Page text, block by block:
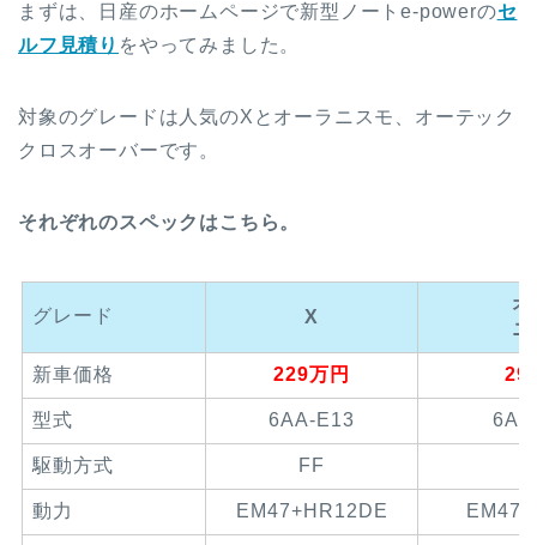
まずは、日産のホームページで新型ノートe-powerのセ
ルフ見積り をやってみました。
対象のグレードは人気のXとオーラニスモ、オーテック
クロスオーバーです。
それぞれのスペックはこちら。
グレード X
オ
ニ
新車価格 229万円
型式 6AA-E13
駆動方式 FF
動力 EM47+HR12DE